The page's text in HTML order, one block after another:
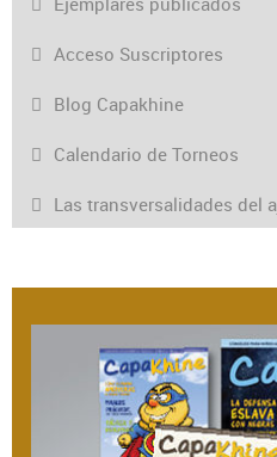
Acceso Suscriptores
Blog Capakhine
Calendario de Torneos
Las transversalidades del